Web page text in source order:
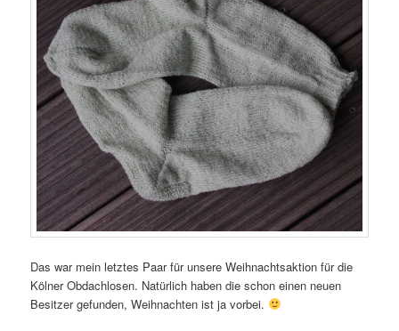
Das war mein letztes Paar für unsere Weihnachtsaktion für die
Kölner Obdachlosen. Natürlich haben die schon einen neuen
Besitzer gefunden, Weihnachten ist ja vorbei.